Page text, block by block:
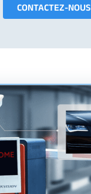
CONTACTEZ-NOUS